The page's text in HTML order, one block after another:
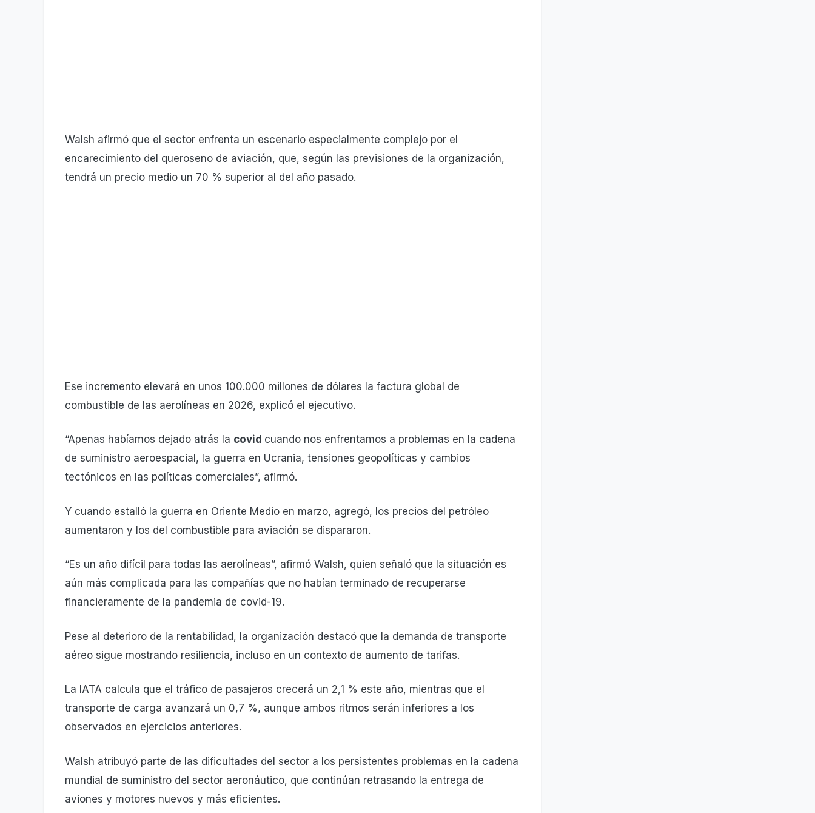
Walsh afirmó que el sector enfrenta un escenario especialmente complejo por el
encarecimiento del queroseno de aviación, que, según las previsiones de la organización,
tendrá un precio medio un 70 % superior al del año pasado.
Ese incremento elevará en unos 100.000 millones de dólares la factura global de
combustible de las aerolíneas en 2026, explicó el ejecutivo.
“Apenas habíamos dejado atrás la covid cuando nos enfrentamos a problemas en la cadena
de suministro aeroespacial, la guerra en Ucrania, tensiones geopolíticas y cambios
tectónicos en las políticas comerciales”, afirmó.
Y cuando estalló la guerra en Oriente Medio en marzo, agregó, los precios del petróleo
aumentaron y los del combustible para aviación se dispararon.
“Es un año difícil para todas las aerolíneas”, afirmó Walsh, quien señaló que la situación es
aún más complicada para las compañías que no habían terminado de recuperarse
financieramente de la pandemia de covid-19.
Pese al deterioro de la rentabilidad, la organización destacó que la demanda de transporte
aéreo sigue mostrando resiliencia, incluso en un contexto de aumento de tarifas.
La IATA calcula que el tráfico de pasajeros crecerá un 2,1 % este año, mientras que el
transporte de carga avanzará un 0,7 %, aunque ambos ritmos serán inferiores a los
observados en ejercicios anteriores.
Walsh atribuyó parte de las dificultades del sector a los persistentes problemas en la cadena
mundial de suministro del sector aeronáutico, que continúan retrasando la entrega de
aviones y motores nuevos y más eficientes.